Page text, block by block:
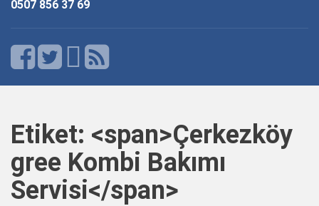
0507 856 37 69
Etiket: <span>Çerkezköy
gree Kombi Bakımı
Servisi</span>